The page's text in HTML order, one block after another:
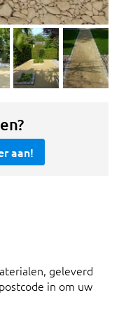
aan!
geleverd
in om uw